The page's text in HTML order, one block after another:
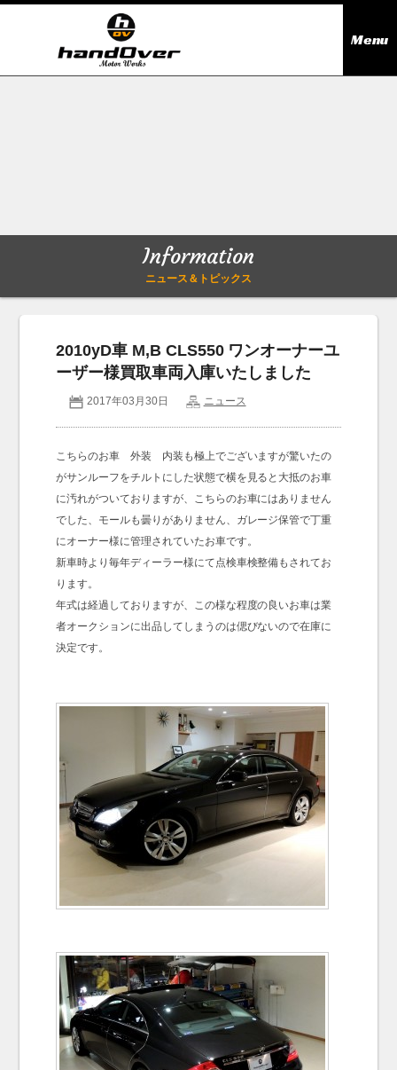
Menu
Company outline
会社概要
アクセス
お問い合わせ
Information
ニュース＆トピックス
2010yD車 M,B CLS550 ワンオーナーユ
ーザー様買取車両入庫いたしました
2017年03月30日 ニュース
こちらのお車 外装 内装も極上でございますが驚いたの
がサンルーフをチルトにした状態で横を見ると大抵のお車
に汚れがついておりますが、こちらのお車にはありません
でした、モールも曇りがありません、ガレージ保管で丁重
にオーナー様に管理されていたお車です。
新車時より毎年ディーラー様にて点検車検整備もされてお
ります。
年式は経過しておりますが、この様な程度の良いお車は業
者オークションに出品してしまうのは偲びないので在庫に
決定です。